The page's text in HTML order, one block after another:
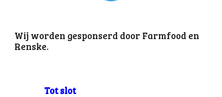
Wij worden gesponserd door Farmfood en
Renske.
Tot slot